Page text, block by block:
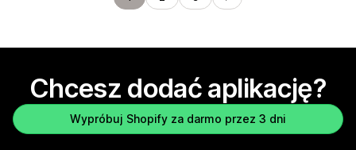
Chcesz dodać aplikację?
Wypróbuj Shopify za darmo przez 3 dni